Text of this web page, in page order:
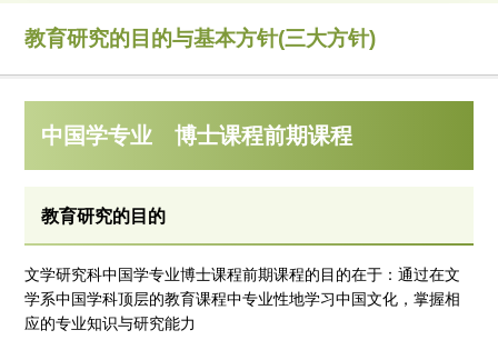
教育研究的目的与基本方针(三大方针)
中国学专业 博士课程前期课程
教育研究的目的
文学研究科中国学专业博士课程前期课程的目的在于：通过在文
学系中国学科顶层的教育课程中专业性地学习中国文化，掌握相
应的专业知识与研究能力